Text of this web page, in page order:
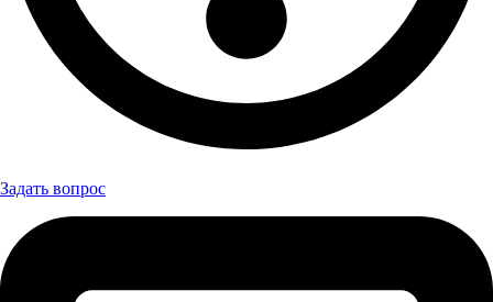
Задать вопрос